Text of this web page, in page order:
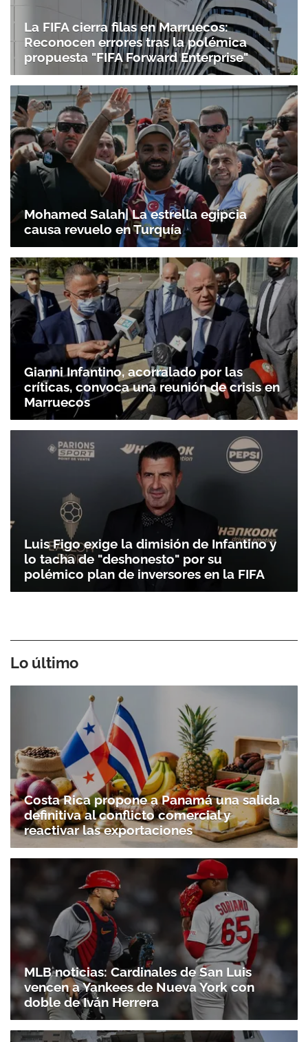
La FIFA cierra filas en Marruecos:
Reconocen errores tras la polémica
propuesta "FIFA Forward Enterprise"
Mohamed Salah| La estrella egipcia
causa revuelo en Turquía
Gianni Infantino, acorralado por las
críticas, convoca una reunión de crisis en
Marruecos
Luis Figo exige la dimisión de Infantino y
lo tacha de "deshonesto" por su
polémico plan de inversores en la FIFA
Lo último
Costa Rica propone a Panamá una salida
definitiva al conflicto comercial y
reactivar las exportaciones
MLB noticias: Cardinales de San Luis
vencen a Yankees de Nueva York con
doble de Iván Herrera